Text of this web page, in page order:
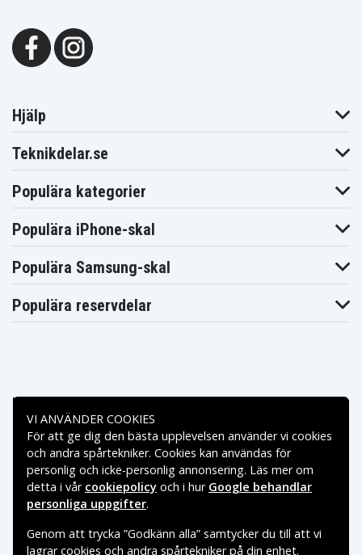
Hjälp
Teknikdelar.se
Populära kategorier
Populära iPhone-skal
Populära Samsung-skal
Populära reservdelar
Betalningsalternativ
Leveransalternativ
VI ANVÄNDER COOKIES
För att ge dig den bästa upplevelsen använder vi cookies
och andra spårtekniker. Cookies kan användas för
personlig och icke-personlig annonsering. Läs mer om
detta i vår cookiepolicy och i hur Google behandlar
personliga uppgifter.
Genom att trycka ”Godkänn alla” samtycker du till att vi
lagrar cookies och andra spårtekniker på din enhet.